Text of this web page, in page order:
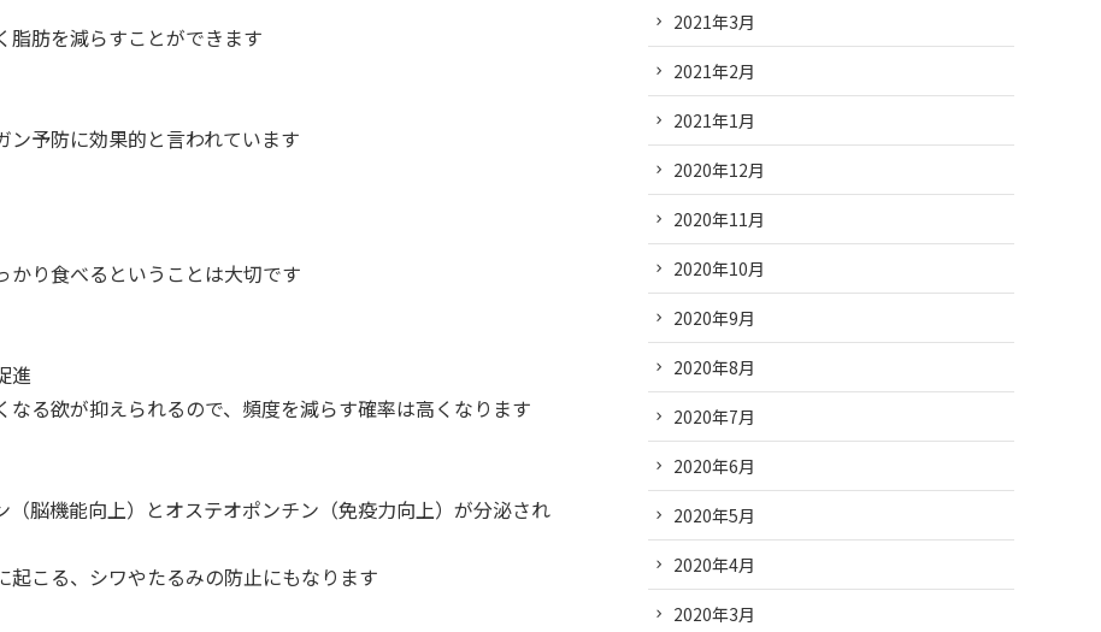
脂肪を減らすことができます
予防に効果的と言われています
かり食べるということは大切です
進
る欲が抑えられるので、頻度を減らす確率は高くなります
脳機能向上）とオステオポンチン（免疫力向上）が分泌され
こる、シワやたるみの防止にもなります
2021年3月
2021年2月
2021年1月
2020年12月
2020年11月
2020年10月
2020年9月
2020年8月
2020年7月
2020年6月
2020年5月
2020年4月
2020年3月